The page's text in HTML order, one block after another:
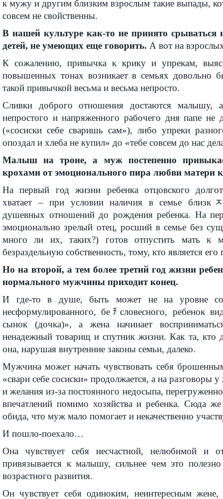
к мужу и другим близким взрослым такие выпады,
совсем не свойственны.
В нашей культуре как-то не принято срываться
детей, не умеющих еще говорить. А вот на
К сожалению, привычка к крику и упрекам,
повышенных тонах возникает в семьях довольно
такой привычкой весьма и весьма непросто.
Сливки доброго отношения достаются малышу,
непростого и напряженного рабочего дня папе не
(«сосиски себе сваришь сам»), либо упреки
опоздал и хлеба не купил» до «тебе совсем до нас
Малыш на троне, а муж постепенно
крохами от эмоционального пира любви матери
На первый год жизни ребенка отцовского
хватает – при условии наличия в семье
душевных отношений до рождения ребенка. На
эмоционально зрелый отец, росший в семье без
много ли их, таких?) готов отпустить мать к
безраздельную собственность, тому, кто является
Но на второй, а тем более третий год жизни
нормального мужчины приходит конец.
И где-то в душе, быть может не на уровне
несформулированного, беﾁсловесного, ребенок
сынок (дочка)», а жена начинает
ненадежный товарищ и спутник жизни. Как та, кто
она, нарушая внутренние законы семьи, далеко.
Мужчина может начать чувствовать себя
«свари себе сосиски» продолжается, а на разговоры
и желания из-за постоянного недосыпа,
впечатлений помимо хозяйства и ребенка. Сюда же
обида, что муж мало помогает и некачественно
И пошло-поехало…
Она чувствует себя несчастной, нелюбимой и
привязывается к малышу, сильнее чем это
возрастного развития.
Он чувствует себя одиноким, неинтересным